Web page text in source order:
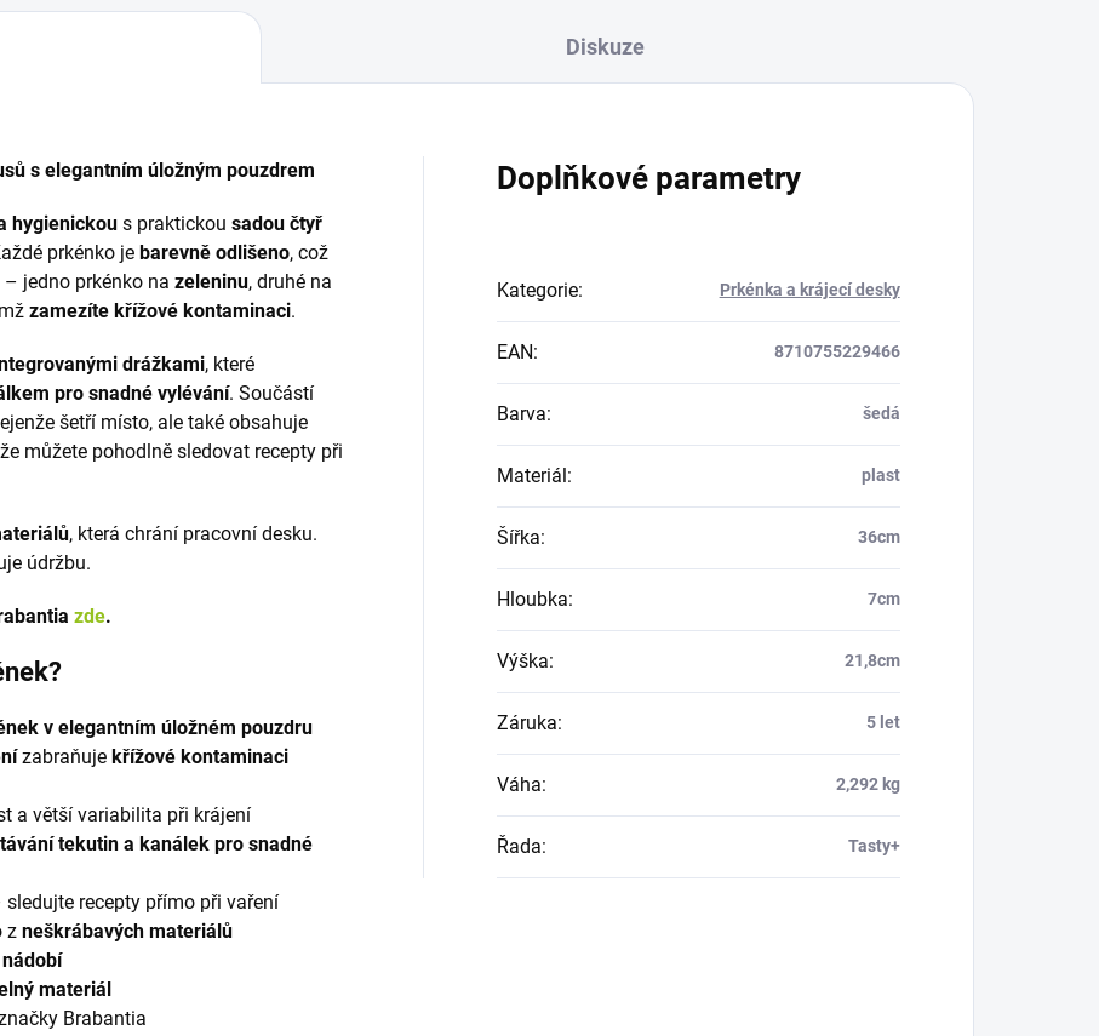
Diskuze
s elegantním úložným pouzdrem
hygienickou s praktickou sadou čtyř
prkénko je barevně odlišeno, což
– jedno prkénko na zeleninu, druhé na
zamezíte křížové kontaminaci.
drážkami, které
pro snadné vylévání. Součástí
šetří místo, ale také obsahuje
můžete pohodlně sledovat recepty při
, která chrání pracovní desku.
údržbu.
zde.
v elegantním úložném pouzdru
zabraňuje křížové kontaminaci
a větší variabilita při krájení
tekutin a kanálek pro snadné
recepty přímo při vaření
z neškrábavých materiálů
materiál
Brabantia
Doplňkové parametry
Kategorie: Prkénka a krájecí desky
EAN: 8710755229466
Barva: šedá
Materiál : plast
Šířka: 36cm
Hloubka: 7cm
Výška: 21,8cm
Záruka: 5 let
Váha: 2,292 kg
Řada: Tasty+